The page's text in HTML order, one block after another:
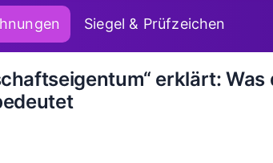
Siegel & Prüfzeichen
erklärt: